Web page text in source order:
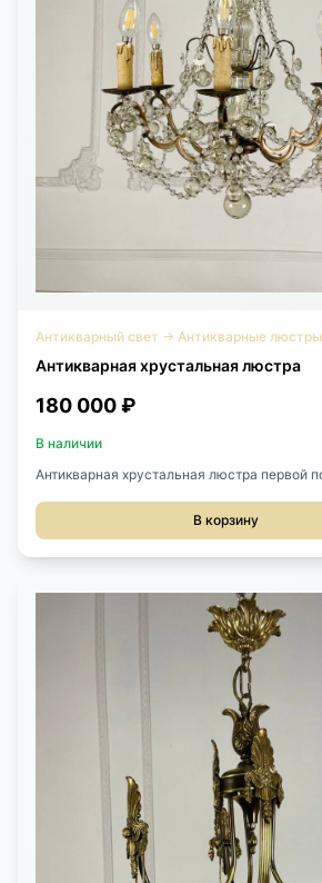
Антикварный свет → Антикварные люстры
Антикварная хрустальная люстра
180 000 ₽
В наличии
Антикварная хрустальная люстра первой
Диаметр 50 см. Высота 90 см (без цепи 65
В корзину